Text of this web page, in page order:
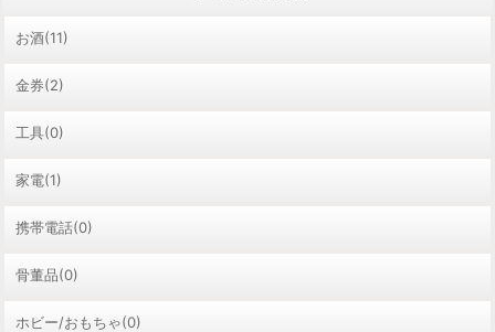
お酒(11)
金券(2)
工具(0)
家電(1)
携帯電話(0)
骨董品(0)
ホビー/おもちゃ(0)